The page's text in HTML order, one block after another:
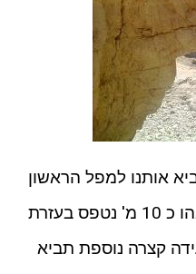
תביא אותנו למפל הראשון
של נחל אוג. את המפל שגובהו כ 10 מ' נטפס בעזרת
קצרה נוספת תביא